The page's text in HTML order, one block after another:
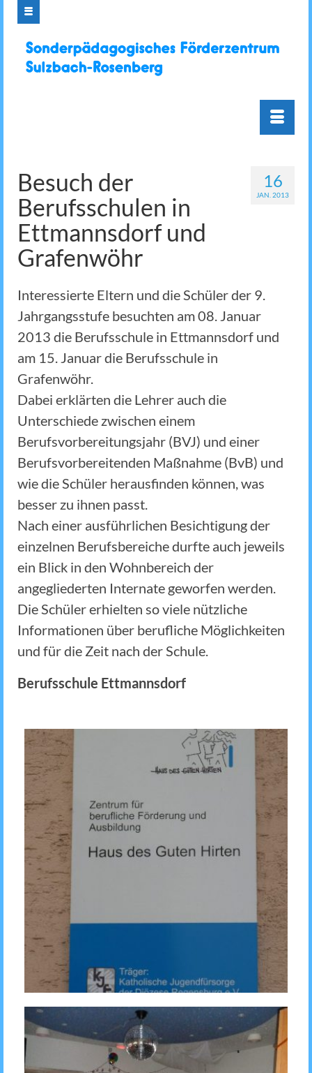
16
JAN. 2013
Besuch der
Berufsschulen in
Ettmannsdorf und
Grafenwöhr
Interessierte Eltern und die Schüler der 9.
Jahrgangsstufe besuchten am 08. Januar
2013 die Berufsschule in Ettmannsdorf und
am 15. Januar die Berufsschule in
Grafenwöhr.
Dabei erklärten die Lehrer auch die
Unterschiede zwischen einem
Berufsvorbereitungsjahr (BVJ) und einer
Berufsvorbereitenden Maßnahme (BvB) und
wie die Schüler herausfinden können, was
besser zu ihnen passt.
Nach einer ausführlichen Besichtigung der
einzelnen Berufsbereiche durfte auch jeweils
ein Blick in den Wohnbereich der
angegliederten Internate geworfen werden.
Die Schüler erhielten so viele nützliche
Informationen über berufliche Möglichkeiten
und für die Zeit nach der Schule.
Berufsschule Ettmannsdorf